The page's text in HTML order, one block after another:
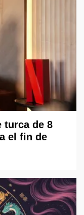
turca de 8
el fin de